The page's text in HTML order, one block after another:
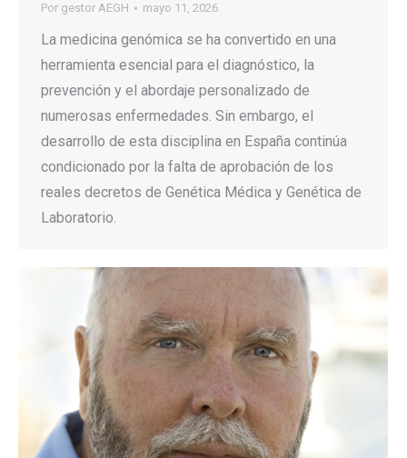
Por gestor AEGH mayo 11, 2026
La medicina genómica se ha convertido en una
herramienta esencial para el diagnóstico, la
prevención y el abordaje personalizado de
numerosas enfermedades. Sin embargo, el
desarrollo de esta disciplina en España continúa
condicionado por la falta de aprobación de los
reales decretos de Genética Médica y Genética de
Laboratorio.